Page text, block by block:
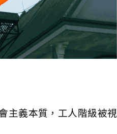
主義本質，工人階級被視